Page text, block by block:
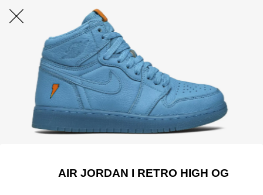
AIR JORDAN I RETRO HIGH OG